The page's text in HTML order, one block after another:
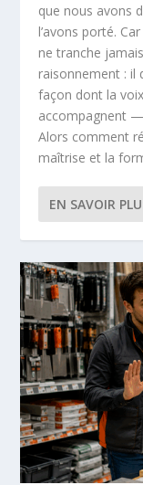
que nous avons
l’avons porté.
ne tranche
raisonnement : il
façon dont la
accompagnent
Alors comment
maîtrise et la
EN SAVOIR